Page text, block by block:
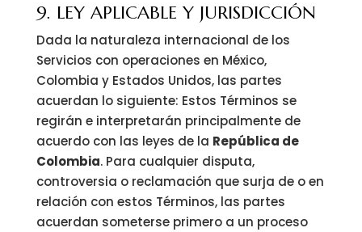
9. LEY APLICABLE Y JURISDICCIÓN
Dada la naturaleza internacional de los
Servicios con operaciones en México,
Colombia y Estados Unidos, las partes
acuerdan lo siguiente: Estos Términos se
regirán e interpretarán principalmente de
acuerdo con las leyes de la República de
Colombia. Para cualquier disputa,
controversia o reclamación que surja de o en
relación con estos Términos, las partes
acuerdan someterse primero a un proceso